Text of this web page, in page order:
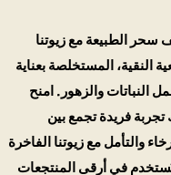
سحر الطبيعة مع زيوتنا
النقية، المستخلصة بعناية
النباتات والزهور. امنح
فريدة تجمع بين
والتأمل مع زيوتنا الفاخرة
تُستخدم في أرقى المنتجعات